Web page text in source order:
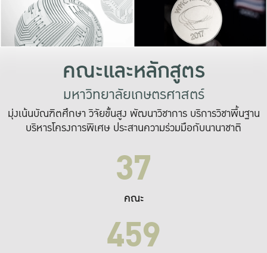
เปลี่ยนแปลง แล
เพื่อทำง
ระบบสารสนเทศ
คณะและหลักสูตร
มหาวิทยาลัยเกษตรศาสตร์
มุ่งเน้นบัณฑิตศึกษา วิจัยขั้นสูง พัฒนาวิชาการ บริการวิชาพื้นฐาน
บริหารโครงการพิเศษ ประสานความร่วมมือกับนานาชาติ
37
คณะ
459